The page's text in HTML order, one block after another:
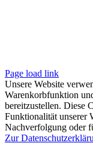
Page load link
Unsere Website
Warenkorbfunktion
bereitzustellen. Diese
Funktionalität unserer
Nachverfolgung oder
Zur